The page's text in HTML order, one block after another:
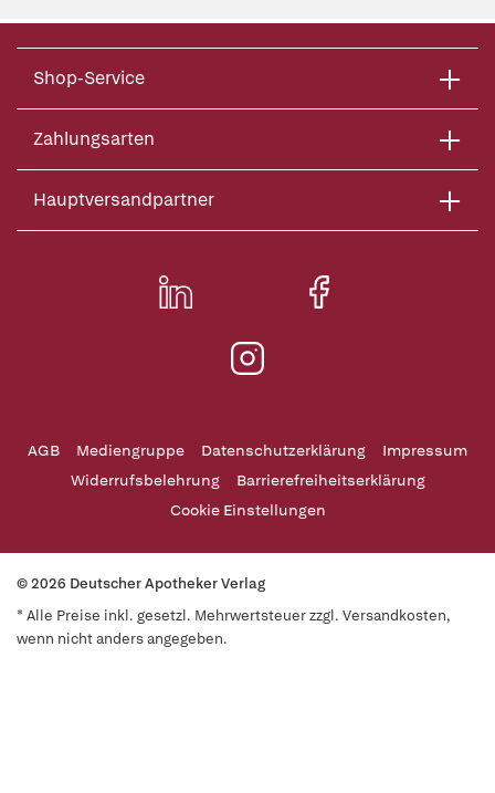
Shop-Service
Zahlungsarten
Hauptversandpartner
AGB Mediengruppe Datenschutzerklärung
Impressum
Widerrufsbelehrung
Barrierefreiheitserklärung
Cookie Einstellungen
© 2026 Deutscher Apotheker Verlag
* Alle Preise inkl. gesetzl. Mehrwertsteuer zzgl. Versandkosten,
wenn nicht anders angegeben.